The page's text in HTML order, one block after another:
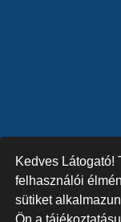
Kedves Látogató!
felhasználói
sütiket